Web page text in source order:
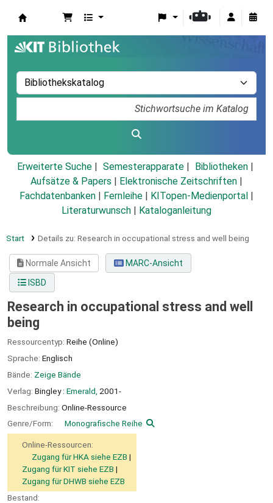
Erweiterte Suche Semesterapparate
Bibliotheken
Aufsätze & Papers
Elektronische Zeitschriften
Fachdatenbanken
Fernleihe KITopen-Medienportal
Literaturwunsch
Kataloganleitung
Start Details zu: Research in occupational stress and well being
Normale Ansicht
MARC-Ansicht
ISBD
Research in occupational stress and well
being
Ressourcentyp: Reihe (Online)
Sprache: Englisch
Bände: Zeige Bände
Verlag: Bingley : Emerald, 2001-
Beschreibung: Online-Ressource
Genre/Form:
Monografische Reihe
Online-Ressourcen:
Zugang für HKA siehe EZB
Zugang für KIT siehe EZB
Zugang für DHWB siehe EZB
Bestand: